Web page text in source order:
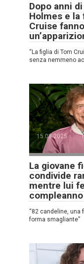
Dopo anni
Holmes e la
Cruise
“La figlia di Tom
senza nemmeno
15.08.2025
La giovane
condivide
mentre lui
“82 candeline, una
forma smagliante”